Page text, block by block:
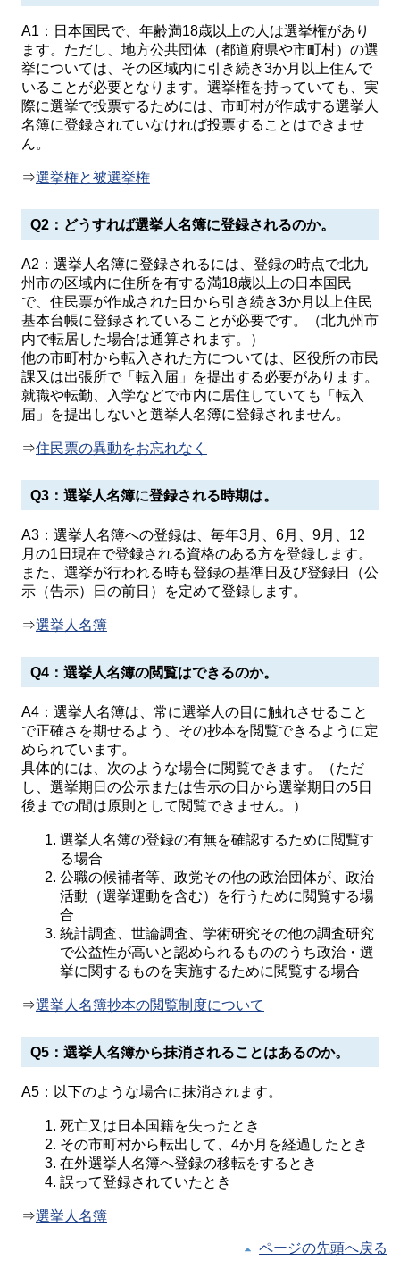
A1：日本国民で、年齢満18歳以上の人は選挙権があり
ます。ただし、地方公共団体（都道府県や市町村）の選
挙については、その区域内に引き続き3か月以上住んで
いることが必要となります。選挙権を持っていても、実
際に選挙で投票するためには、市町村が作成する選挙人
名簿に登録されていなければ投票することはできませ
ん。
⇒選挙権と被選挙権
Q2：どうすれば選挙人名簿に登録されるのか。
A2：選挙人名簿に登録されるには、登録の時点で北九
州市の区域内に住所を有する満18歳以上の日本国民
で、住民票が作成された日から引き続き3か月以上住民
基本台帳に登録されていることが必要です。（北九州市
内で転居した場合は通算されます。）
他の市町村から転入された方については、区役所の市民
課又は出張所で「転入届」を提出する必要があります。
就職や転勤、入学などで市内に居住していても「転入
届」を提出しないと選挙人名簿に登録されません。
⇒住民票の異動をお忘れなく
Q3：選挙人名簿に登録される時期は。
A3：選挙人名簿への登録は、毎年3月、6月、9月、12
月の1日現在で登録される資格のある方を登録します。
また、選挙が行われる時も登録の基準日及び登録日（公
示（告示）日の前日）を定めて登録します。
⇒選挙人名簿
Q4：選挙人名簿の閲覧はできるのか。
A4：選挙人名簿は、常に選挙人の目に触れさせること
で正確さを期せるよう、その抄本を閲覧できるように定
められています。
具体的には、次のような場合に閲覧できます。（ただ
し、選挙期日の公示または告示の日から選挙期日の5日
後までの間は原則として閲覧できません。）
選挙人名簿の登録の有無を確認するために閲覧す
る場合
公職の候補者等、政党その他の政治団体が、政治
活動（選挙運動を含む）を行うために閲覧する場
合
統計調査、世論調査、学術研究その他の調査研究
で公益性が高いと認められるもののうち政治・選
挙に関するものを実施するために閲覧する場合
⇒選挙人名簿抄本の閲覧制度について
Q5：選挙人名簿から抹消されることはあるのか。
A5：以下のような場合に抹消されます。
死亡又は日本国籍を失ったとき
その市町村から転出して、4か月を経過したとき
在外選挙人名簿へ登録の移転をするとき
誤って登録されていたとき
⇒選挙人名簿
ページの先頭へ戻る